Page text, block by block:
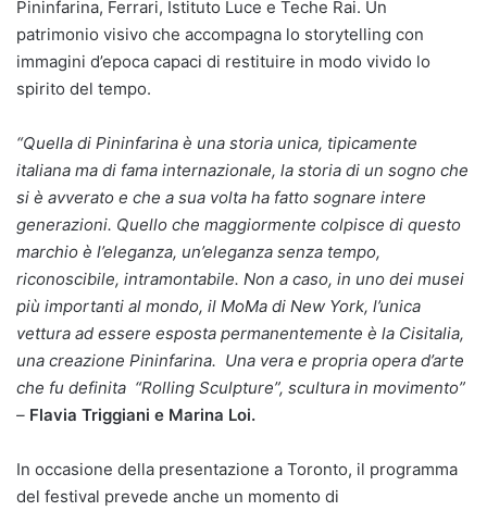
Pininfarina, Ferrari, Istituto Luce e Teche Rai. Un
patrimonio visivo che accompagna lo storytelling con
immagini d’epoca capaci di restituire in modo vivido lo
spirito del tempo.
“Quella di Pininfarina è una storia unica, tipicamente
italiana ma di fama internazionale, la storia di un sogno che
si è avverato e che a sua volta ha fatto sognare intere
generazioni. Quello che maggiormente colpisce di questo
marchio è l’eleganza, un’eleganza senza tempo,
riconoscibile, intramontabile. Non a caso, in uno dei musei
più importanti al mondo, il MoMa di New York, l’unica
vettura ad essere esposta permanentemente è la Cisitalia,
una creazione Pininfarina. Una vera e propria opera d’arte
che fu definita “Rolling Sculpture”, scultura in movimento”
– Flavia Triggiani e Marina Loi.
In occasione della presentazione a Toronto, il programma
del festival prevede anche un momento di